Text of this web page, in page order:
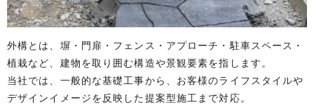
外構とは、塀・門扉・フェンス・アプローチ・駐車スペース・
植栽など、建物を取り囲む構造や景観要素を指します。
当社では、一般的な基礎工事から、お客様のライフスタイルや
デザインイメージを反映した提案型施工まで対応。